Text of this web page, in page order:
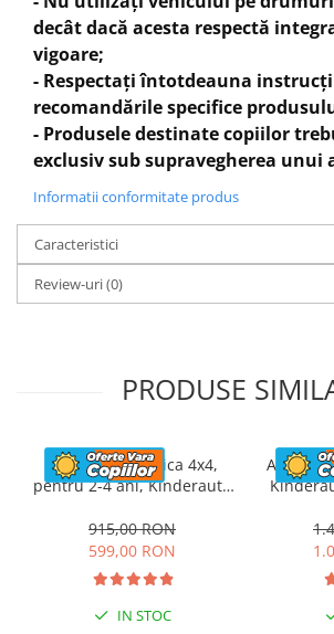
Greutate proprie76 kg
Greutate total admisa75 kg
Produs recomanda pentru copil
Dimensiunile produsul montat
mm
Benficiati deGARANTIE 24 Luni
TransportGRATUIT
PosibilitateRETUR
SERVICEsiPOST-Garantie
decât dacă acesta respectă
vigoare;
- Respectați întotdeauna
recomandările specifice
- Produsele destinate copiilor
exclusiv sub supravegherea unui
Informatii conformitate produs
Caracteristici
Review-uri(0)
PRODUSE
Masinuta electrica 4x4,
pentru 2-4 ani, Kinderauto
tapitat, culoare albastra
915,00 RON
599,00 RON
IN STOC
ATV